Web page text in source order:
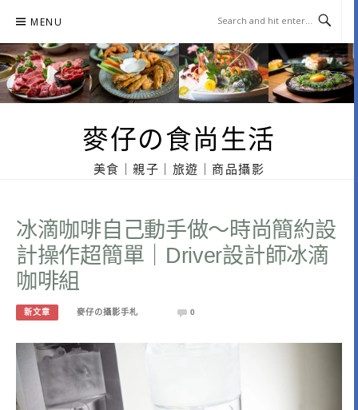
content
MENU
麥仔の食尚生活
美食｜親子｜旅遊｜商品攝影
冰滴咖啡自己動手做～時尚簡約設
計操作超簡單｜Driver設計師冰滴
咖啡組
新文章 麥仔の攝影手札 0